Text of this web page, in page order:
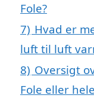
Fole?
7) Hvad er
luft til luft
8) Oversigt
Fole eller